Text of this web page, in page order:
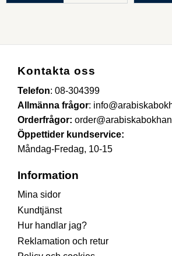
Kontakta oss
Telefon: 08-304399
Allmänna frågor:
Orderfrågor:
Öppettider kundservice:
Måndag-Fredag, 10-15
Information
Mina sidor
Kundtjänst
Hur handlar jag?
Reklamation och retur